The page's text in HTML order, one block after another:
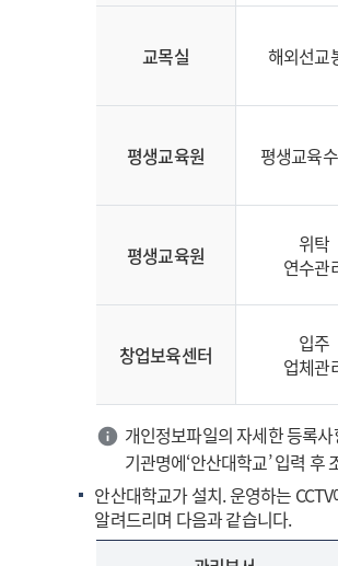
교목실 해외선교
평생교육원 평생교육
평생교육원
위탁
연수관
창업보육센터
입주
업체관
개인정보파일의 자세한 등록
기관명에‘안산대학교’ 입력
안산대학교가 설치. 운영하는
알려드리며 다음과 같습니다.